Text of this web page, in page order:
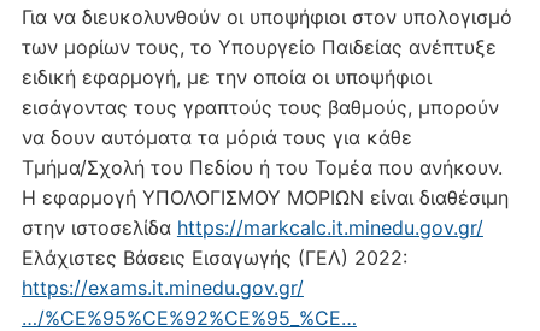
Για να διευκολυνθούν οι υποψήφιοι στον υπολογισμό
των μορίων τους, το Υπουργείο Παιδείας ανέπτυξε
ειδική εφαρμογή, με την οποία οι υποψήφιοι
εισάγοντας τους γραπτούς τους βαθμούς, μπορούν
να δουν αυτόματα τα μόριά τους για κάθε
Τμήμα/Σχολή του Πεδίου ή του Τομέα που ανήκουν.
Η εφαρμογή ΥΠΟΛΟΓΙΣΜΟΥ ΜΟΡΙΩΝ είναι διαθέσιμη
στην ιστοσελίδα https://markcalc.it.minedu.gov.gr/
Ελάχιστες Βάσεις Εισαγωγής (ΓΕΛ) 2022:
https://exams.it.minedu.gov.gr/
…/%CE%95%CE%92%CE%95_%CE…